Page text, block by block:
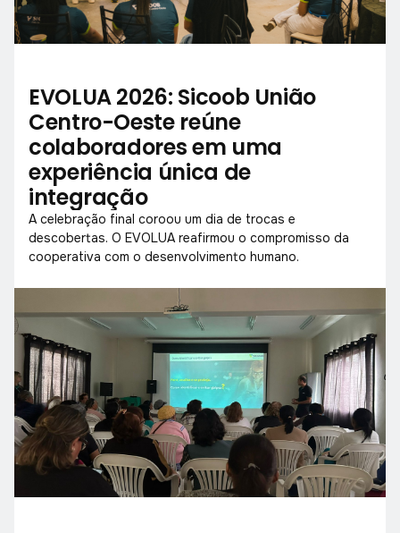
EVOLUA 2026: Sicoob União
Centro-Oeste reúne
colaboradores em uma
experiência única de
integração
A celebração final coroou um dia de trocas e
descobertas. O EVOLUA reafirmou o compromisso da
cooperativa com o desenvolvimento humano.